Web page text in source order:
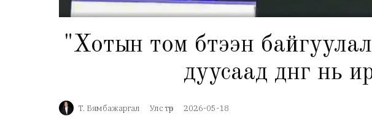
"Хотын том бүтээн
дуусаад дүнг нь
Т. Бямбажаргал Улс төр 2026-05-18